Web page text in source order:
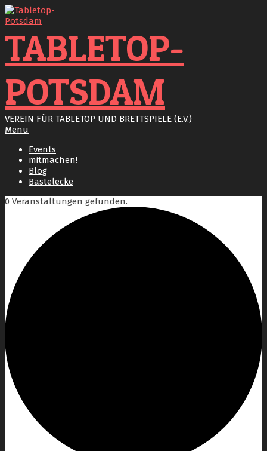
Skip
to
TABLETOP-
POTSDAM
VEREIN FÜR TABLETOP UND BRETTSPIELE (E.V.)
Primary
Menu
Menu
Events
mitmachen!
Blog
Bastelecke
0 Veranstaltungen gefunden.